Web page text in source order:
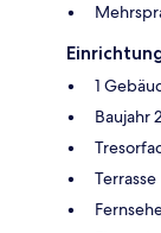
1
Baujahr
Terrasse